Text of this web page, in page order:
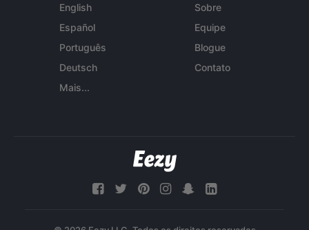
English
Español
Português
Deutsch
Mais...
Sobre
Equipe
Blogue
Contato